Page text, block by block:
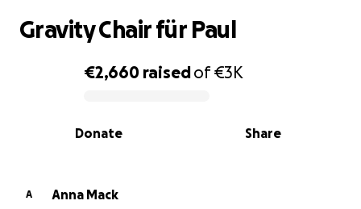
0% complete
€2,660 raisedof€3K
Share
Donate
Gravity Chair für Paul
A
Anna Mack